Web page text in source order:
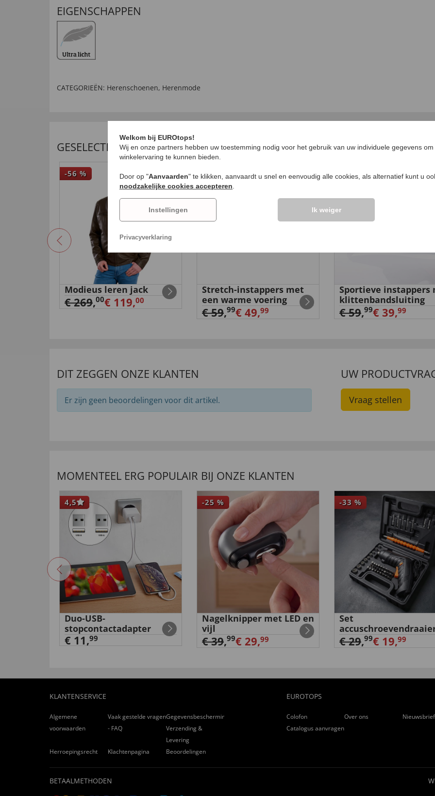
EIGENSCHAPPEN
CATEGORIEËN: Herenschoenen, Herenmode
GESELECTEERDE AANBEVELINGEN VOOR U
-56 %
Modieus leren jack
€ 269,00€ 119,00
-17%
Stretch-instappers met
een warme voering
€ 59,99€ 49,99
-33%
Sportieve instappers
klittenbandsluiting
€ 59,99€ 39,99
DIT ZEGGEN ONZE KLANTEN
Er zijn geen beoordelingen voor dit artikel.
UW
Vraag stellen
MOMENTEEL ERG POPULAIR BIJ ONZE KLANTEN
4,5
Duo-USB-
stopcontactadapter
€ 11,99
-25 %
Nagelknipper met LED en
vijl
€ 39,99€ 29,99
-33 %
Set
€ 29,99€ 19,99
KLANTENSERVICE
Algemene
voorwaarden
Vaak gestelde vragen
- FAQ
Gegevensbescherming
Verzending &
Levering
Herroepingsrecht
Klachtenpagina Beoordelingen
EUROTOPS
Colofon Over ons
Nieuwsbrief
Catalogus aanvragen
BETAALMETHODEN
Welkom bij EUROtops!
Wij en onze partners hebben uw toestemming nodig voor het gebruik van uw individuele gegevens
winkelervaring te kunnen bieden.
Door op "Aanvaarden" te klikken, aanvaardt u snel en eenvoudig alle cookies, als alternatief kunt u
noodzakelijke cookies accepteren
Instellingen Ik weiger
Privacyverklaring